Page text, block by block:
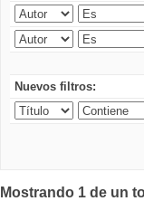
Nuevos filtros:
Mostrando 1 de un